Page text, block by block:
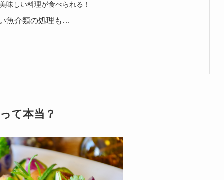
味しい料理が食べられる！
魚介類の処理も…
て本当？